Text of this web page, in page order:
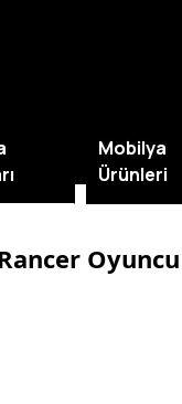
Mobilya
Ürünleri